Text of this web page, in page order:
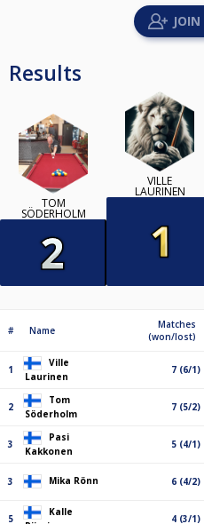
Results
TOM
SÖDERHOLM
VILLE
LAURINEN
# Name
Matches
(won/lost)
1
Ville
Laurinen
7 (6/1)
2
Tom
Söderholm
7 (5/2)
3
Pasi
Kakkonen
5 (4/1)
3 Mika Rönn 6 (4/2)
5
Kalle
4 (3/1)